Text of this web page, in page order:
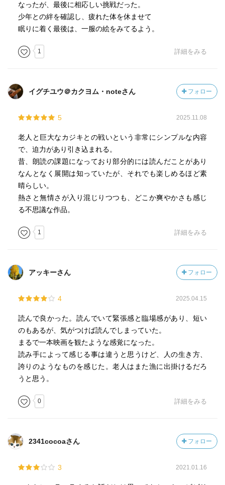
なったが、最後に相応しい挑戦だった。
少年との絆を確認し、疲れた体を休ませて
眠りに着く最後は、一服の絵をみてるよう。
1 詳細をみる
イグチユウ＠カクヨム・noteさん フォロー
5 2025.11.08
老人と巨大なカジキとの戦いという非常にシンプルな内容
で、迫力があり引き込まれる。
昔、朗読の課題になっており部分的には読んだことがあり
なんとなく展開は知っていたが、それでも楽しめるほど素
晴らしい。
熱さと無情さが入り混じりつつも、どこか爽やかさも感じ
る不思議な作品。
1 詳細をみる
アッキーさん フォロー
4 2025.04.15
読んで良かった。読んでいて緊張感と臨場感があり、短い
のもあるが、気がつけば読んでしまっていた。
まるで一本映画を観たような感覚になった。
読み手によって感じる事は違うと思うけど、人の生き方、
誇りのようなものを感じた。老人はまた漁に出掛けるだろ
うと思う。
0 詳細をみる
2341cocoaさん フォロー
3 2021.01.16